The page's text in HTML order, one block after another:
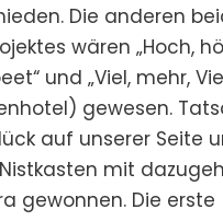
Die anderen
wären „Hoch,
und „Viel, mehr,
gewesen.
auf unserer Seite
mit
gewonnen. Die erste